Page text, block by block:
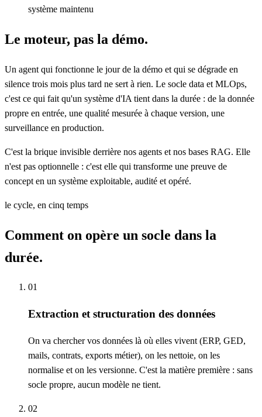
système maintenu
Le moteur, pas la démo.
Un agent qui fonctionne le jour de la démo et qui se dégrade en
silence trois mois plus tard ne sert à rien. Le socle data et MLOps,
c'est ce qui fait qu'un système d'IA tient dans la durée : de la donnée
propre en entrée, une qualité mesurée à chaque version, une
surveillance en production.
C'est la brique invisible derrière nos agents et nos bases RAG. Elle
n'est pas optionnelle : c'est elle qui transforme une preuve de
concept en un système exploitable, audité et opéré.
le cycle, en cinq temps
Comment on opère un socle dans la
durée.
01
Extraction et structuration des données
On va chercher vos données là où elles vivent (ERP, GED,
mails, contrats, exports métier), on les nettoie, on les
normalise et on les versionne. C'est la matière première : sans
socle propre, aucun modèle ne tient.
02